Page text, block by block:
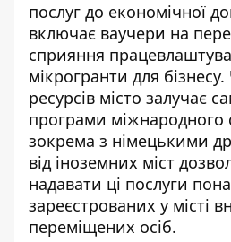
послуг до економічної
включає ваучери на
сприяння
мікрогранти для
ресурсів місто залучає
програми міжнародного
зокрема з німецькими
від іноземних міст
надавати ці послуги
зареєстрованих у місті
переміщених осіб.